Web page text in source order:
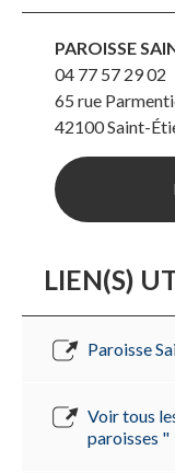
PAROISSE
04 77 57 29 02
65 rue
42100Saint-
LIEN(S)
Paroisse
Voir tous
paroisses "